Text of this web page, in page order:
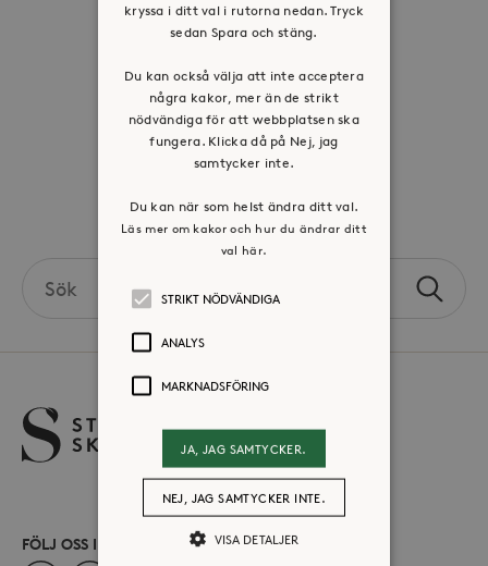
Tillgänglighetsredogörelse
Jobba hos oss
Press & mediakontakt
Volontär hos Stora Sköndal
the
Sök
FÖLJ OSS I SOCIALA MEDIER
kryssa i ditt val i rutorna nedan. Tryck
sedan Spara och stäng.
Du kan också välja att inte acceptera
några kakor, mer än de strikt
nödvändiga för att webbplatsen ska
fungera. Klicka då på Nej, jag
samtycker inte.
Du kan när som helst ändra ditt val.
Läs mer om kakor och hur du ändrar ditt
val här.
STRIKT NÖDVÄNDIGA
ANALYS
MARKNADSFÖRING
JA, JAG SAMTYCKER.
NEJ, JAG SAMTYCKER INTE.
VISA DETALJER